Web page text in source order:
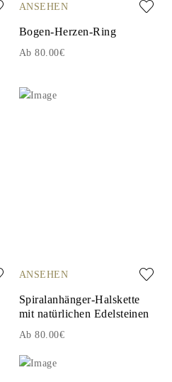
ANSEHEN
Bogen-Herzen-Ring
Ab 80.00€
ANSEHEN
Spiralanhänger-Halskette
mit natürlichen Edelsteinen
Ab 80.00€